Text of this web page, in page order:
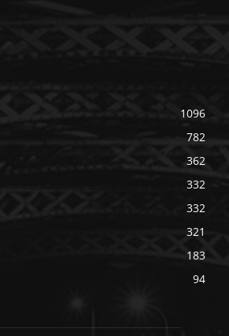
1096
782
362
332
332
321
183
94